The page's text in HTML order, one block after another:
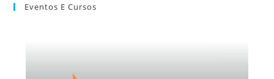
Eventos E Cursos